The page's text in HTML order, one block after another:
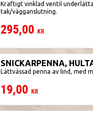
Kraftigt vinklad ventil
tak/vägganslutning.
295,00 KR
SNICKARPENNA,
Lättvässad penna av lind, med
19,00 KR